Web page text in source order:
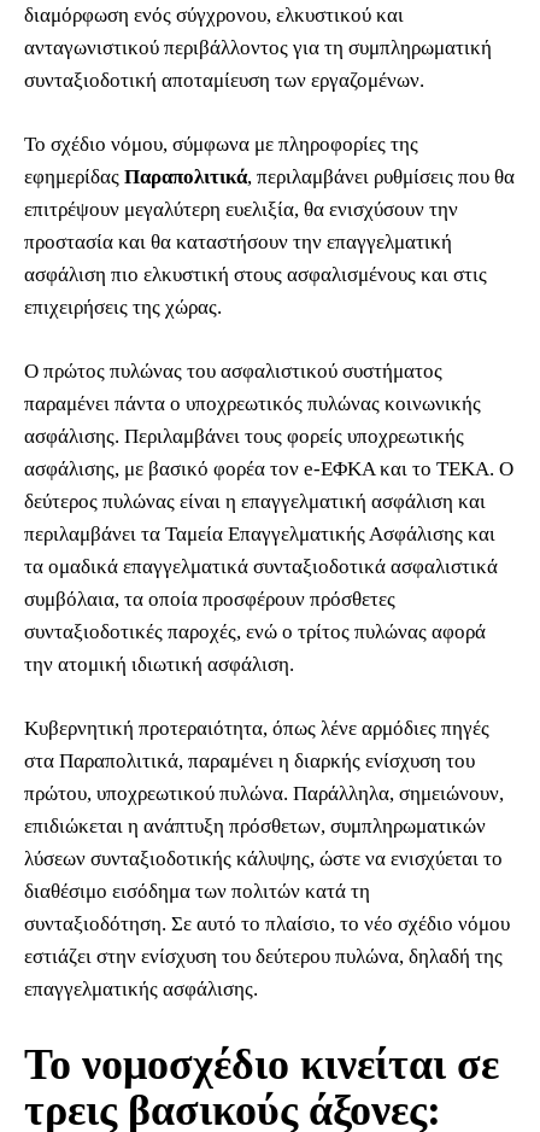
διαμόρφωση ενός σύγχρονου, ελκυστικού και
ανταγωνιστικού περιβάλλοντος για τη συμπληρωματική
συνταξιοδοτική αποταμίευση των εργαζομένων.
Το σχέδιο νόμου, σύμφωνα με πληροφορίες της
εφημερίδας Παραπολιτικά, περιλαμβάνει ρυθμίσεις που θα
επιτρέψουν μεγαλύτερη ευελιξία, θα ενισχύσουν την
προστασία και θα καταστήσουν την επαγγελματική
ασφάλιση πιο ελκυστική στους ασφαλισμένους και στις
επιχειρήσεις της χώρας.
Ο πρώτος πυλώνας του ασφαλιστικού συστήματος
παραμένει πάντα ο υποχρεωτικός πυλώνας κοινωνικής
ασφάλισης. Περιλαμβάνει τους φορείς υποχρεωτικής
ασφάλισης, με βασικό φορέα τον e-ΕΦΚΑ και το ΤΕΚΑ. Ο
δεύτερος πυλώνας είναι η επαγγελματική ασφάλιση και
περιλαμβάνει τα Ταμεία Επαγγελματικής Ασφάλισης και
τα ομαδικά επαγγελματικά συνταξιοδοτικά ασφαλιστικά
συμβόλαια, τα οποία προσφέρουν πρόσθετες
συνταξιοδοτικές παροχές, ενώ ο τρίτος πυλώνας αφορά
την ατομική ιδιωτική ασφάλιση.
Κυβερνητική προτεραιότητα, όπως λένε αρμόδιες πηγές
στα Παραπολιτικά, παραμένει η διαρκής ενίσχυση του
πρώτου, υποχρεωτικού πυλώνα. Παράλληλα, σημειώνουν,
επιδιώκεται η ανάπτυξη πρόσθετων, συμπληρωματικών
λύσεων συνταξιοδοτικής κάλυψης, ώστε να ενισχύεται το
διαθέσιμο εισόδημα των πολιτών κατά τη
συνταξιοδότηση. Σε αυτό το πλαίσιο, το νέο σχέδιο νόμου
εστιάζει στην ενίσχυση του δεύτερου πυλώνα, δηλαδή της
επαγγελματικής ασφάλισης.
Το νομοσχέδιο κινείται σε
τρεις βασικούς άξονες: